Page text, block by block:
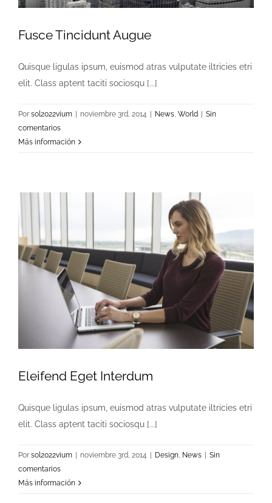
Fusce Tincidunt Augue
Quisque ligulas ipsum, euismod atras vulputate iltricies etri
elit. Class aptent taciti sociosqu [...]
Por sol2022vium noviembre 3rd, 2014 News, World
Sin
comentarios
Más información
Eleifend Eget Interdum
Quisque ligulas ipsum, euismod atras vulputate iltricies etri
elit. Class aptent taciti sociosqu [...]
Por sol2022vium | noviembre 3rd, 2014 | Design, News | Sin
comentarios
Más información